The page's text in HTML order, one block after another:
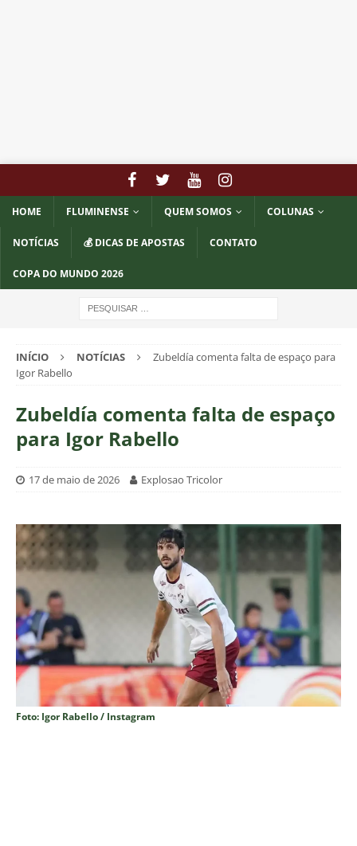
HOME FLUMINENSE QUEM SOMOS COLUNAS
NOTÍCIAS 💰 DICAS DE APOSTAS CONTATO
COPA DO MUNDO 2026
INÍCIO NOTÍCIAS
Zubeldía comenta falta de espaço para
Igor Rabello
Zubeldía comenta falta de espaço
para Igor Rabello
17 de maio de 2026 Explosao Tricolor
Foto: Igor Rabello / Instagram